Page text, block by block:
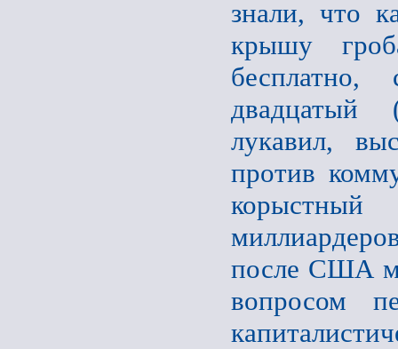
знали, что
крышу
двадцатый
лукавил,
против
после США
вопросом